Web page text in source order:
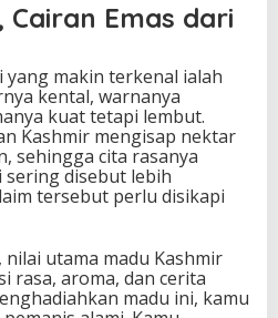
Cairan Emas dari
makin terkenal ialah
kental, warnanya
kuat tetapi lembut.
Kashmir mengisap nektar
sehingga cita rasanya
sering disebut lebih
tersebut perlu disikapi
utama madu Kashmir
rasa, aroma, dan cerita
madu ini, kamu